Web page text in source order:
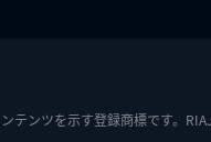
テンツを示す登録商標です。